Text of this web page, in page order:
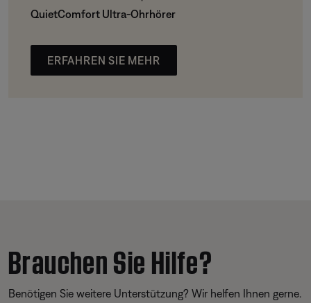
QuietComfort Ultra-Ohrhörer
ERFAHREN SIE MEHR
Brauchen Sie Hilfe?
Benötigen Sie weitere Unterstützung? Wir helfen Ihnen gerne.